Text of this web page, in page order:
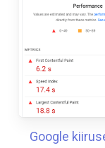
Google